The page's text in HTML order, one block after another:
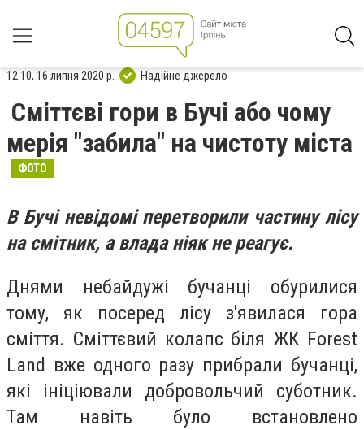
12:10, 16 липня 2020 р. Надійне джерело
Сміттєві гори в Бучі або чому
мерія "забила" на чистоту міста
ФОТО
В Бучі невідомі перетворили частину лісу
на смітник, а влада ніяк не реагує.
Днями небайдужі бучанці обурилися
тому, як посеред лісу з'явилася гора
сміття. Сміттєвий колапс біля ЖК Forest
Land вже одного разу прибрали бучанці,
які ініціювали добровольчий суботник.
Там навіть було встановлено